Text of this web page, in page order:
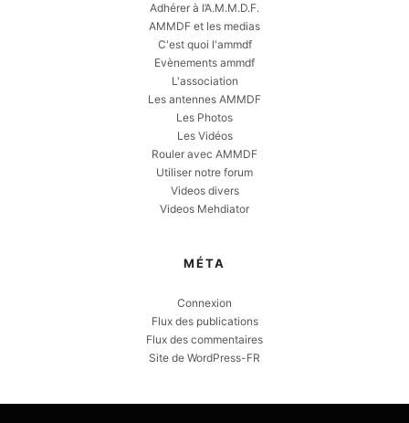
Adhérer à l’A.M.M.D.F.
AMMDF et les medias
C'est quoi l'ammdf
Evènements ammdf
L'association
Les antennes AMMDF
Les Photos
Les Vidéos
Rouler avec AMMDF
Utiliser notre forum
Videos divers
Videos Mehdiator
MÉTA
Connexion
Flux des publications
Flux des commentaires
Site de WordPress-FR